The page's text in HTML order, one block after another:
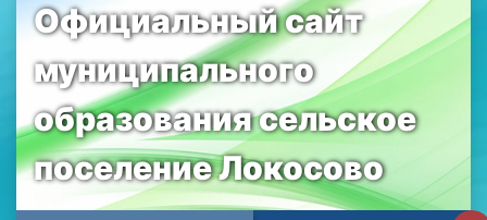
Официальный сайт
муниципального
образования сельское
поселение Локосово